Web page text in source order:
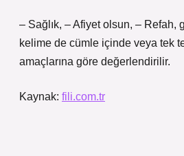
– Sağlık, – Afiyet olsun, – Refah,
kelime de cümle içinde veya tek
amaçlarına göre değerlendirilir.
Kaynak: fili.com.tr